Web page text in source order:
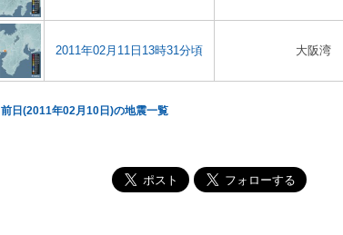
2011年02月11日13時31分頃 大阪湾
前日(2011年02月10日)の地震一覧